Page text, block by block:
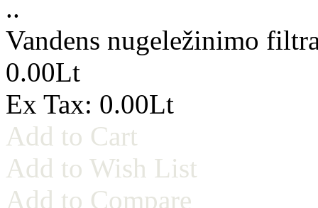
..
Vandens nugeležinimo
0.00Lt
Ex Tax: 0.00Lt
Add to Cart
Add to Wish List
Add to Compare